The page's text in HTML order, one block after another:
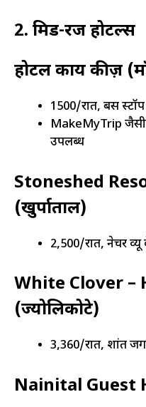
2. मिड-रेंज होटल्स
होटल काय कीज़
₹1500/रात, बस
MakeMyTrip
उपलब्ध
Stoneshed
(खुर्पाताल)
₹2,500/रात, नेचर
White Clover –
(ज्योलिकोटे)
₹3,360/रात, शांत
Nainital Guest